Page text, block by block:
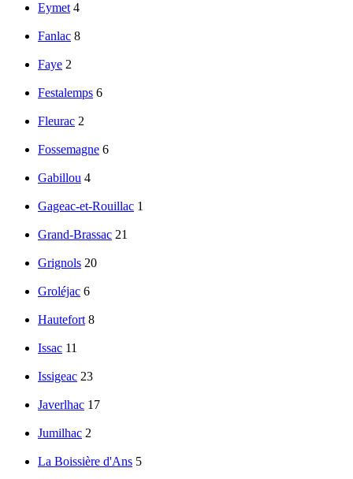
Eymet 4
Fanlac 8
Faye 2
Festalemps 6
Fleurac 2
Fossemagne 6
Gabillou 4
Gageac-et-Rouillac 1
Grand-Brassac 21
Grignols 20
Groléjac 6
Hautefort 8
Issac 11
Issigeac 23
Javerlhac 17
Jumilhac 2
La Boissière d'Ans 5